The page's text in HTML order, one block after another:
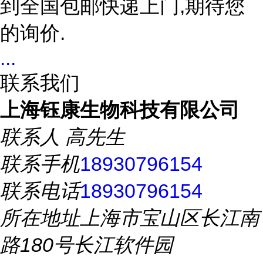
到全国包邮快递上门,期待您
的询价.
...
联系我们
上海钰康生物科技有限公司
联系人 高先生
联系手机18930796154
联系电话18930796154
所在地址上海市宝山区长江南
路180号长江软件园